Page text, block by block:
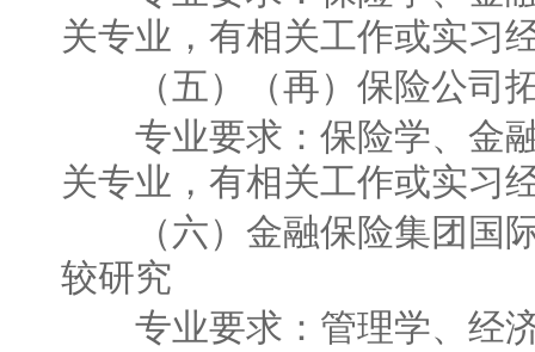
关专业，有相关工作或实习
（五）（再）保险公司拓
专业要求：保险学、金融
关专业，有相关工作或实习
（六）金融保险集团国际
较研究
专业要求：管理学、经济